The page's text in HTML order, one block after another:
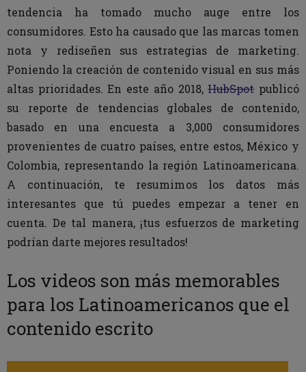
tendencia ha tomado mucho auge entre los
consumidores. Esto ha causado que las marcas tomen
nota y rediseñen sus estrategias de marketing.
Poniendo la creación de contenido visual en sus más
altas prioridades. En este año 2018,HubSpotpublicó
su reporte de tendencias globales de contenido,
basado en una encuesta a 3,000 consumidores
provenientes de cuatro países, entre estos, México y
Colombia, representando la región Latinoamericana.
A continuación, te resumimos los datos más
interesantes que tú puedes empezar a tener en
cuenta. De tal manera, ¡tus esfuerzos de marketing
podrían darte mejores resultados!
Los videos son más memorables
para los Latinoamericanos que el
contenido escrito